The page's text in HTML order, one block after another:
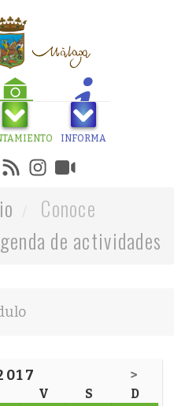
INFORMA
Conoce
de actividades
>
V S D